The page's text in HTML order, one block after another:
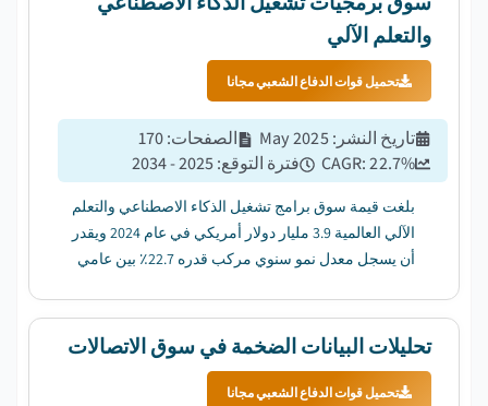
والتعلم الآلي
تحميل قوات الدفاع الشعبي مجانا
تاريخ النشر :
May 2025 الصفحات:
170
CAGR:22.7% فترة التوقع:
2025 - 2034
بلغت قيمة سوق برامج تشغيل الذكاء الاصطناعي والتعلم
الآلي العالمية 3.9 مليار دولار أمريكي في عام 2024 ويقدر
أن يسجل معدل نمو سنوي مركب قدره 22.7٪ بين عامي
تحليلات البيانات الضخمة في سوق الاتصالات
تحميل قوات الدفاع الشعبي مجانا